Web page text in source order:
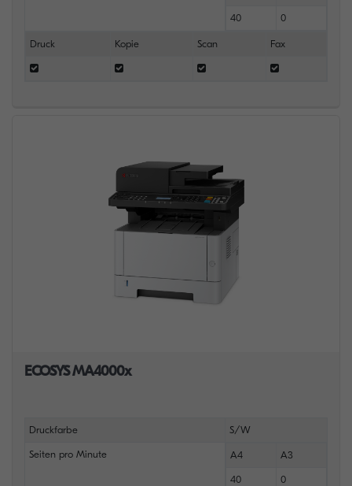
40 0
Druck Kopie Scan Fax
ECOSYS MA4000x
Druckfarbe S/W
Seiten pro Minute A4 A3
40 0